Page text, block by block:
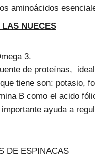
aminoácidos
LAS NUECES
3.
de proteínas,
tiene son: potasio,
B como el acido
ayuda a
DE ESPINACAS